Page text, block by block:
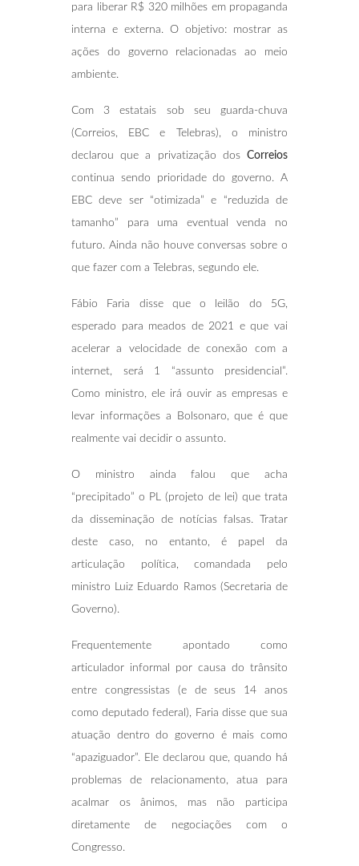
para liberar R$ 320 milhões em propaganda
interna e externa. O objetivo: mostrar as
ações do governo relacionadas ao meio
ambiente.
Com 3 estatais sob seu guarda-chuva
(Correios, EBC e Telebras), o ministro
declarou que a privatização dos Correios
continua sendo prioridade do governo. A
EBC deve ser “otimizada” e “reduzida de
tamanho” para uma eventual venda no
futuro. Ainda não houve conversas sobre o
que fazer com a Telebras, segundo ele.
Fábio Faria disse que o leilão do 5G,
esperado para meados de 2021 e que vai
acelerar a velocidade de conexão com a
internet, será 1 “assunto presidencial”.
Como ministro, ele irá ouvir as empresas e
levar informações a Bolsonaro, que é que
realmente vai decidir o assunto.
O ministro ainda falou que acha
“precipitado” o PL (projeto de lei) que trata
da disseminação de notícias falsas. Tratar
deste caso, no entanto, é papel da
articulação política, comandada pelo
ministro Luiz Eduardo Ramos (Secretaria de
Governo).
Frequentemente apontado como
articulador informal por causa do trânsito
entre congressistas (e de seus 14 anos
como deputado federal), Faria disse que sua
atuação dentro do governo é mais como
“apaziguador”. Ele declarou que, quando há
problemas de relacionamento, atua para
acalmar os ânimos, mas não participa
diretamente de negociações com o
Congresso.